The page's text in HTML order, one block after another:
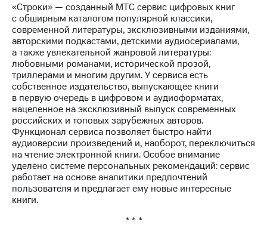
«Строки» — созданный МТС сервис цифровых книг
с обширным каталогом популярной классики,
современной литературы, эксклюзивными изданиями,
авторскими подкастами, детскими аудиосериалами,
а также увлекательной жанровой литературы:
любовными романами, исторической прозой,
триллерами и многим другим. У сервиса есть
собственное издательство, выпускающее книги
в первую очередь в цифровом и аудиоформатах,
нацеленное на эксклюзивный выпуск современных
российских и топовых зарубежных авторов.
Функционал сервиса позволяет быстро найти
аудиоверсии произведений и, наоборот, переключиться
на чтение электронной книги. Особое внимание
уделено системе персональных рекомендаций: сервис
работает на основе аналитики предпочтений
пользователя и предлагает ему новые интересные
книги.
* * *